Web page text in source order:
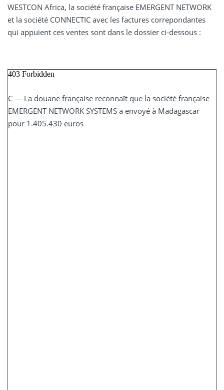
WESTCON Africa, la société française EMERGENT NETWORK
et la société CONNECTIC avec les factures correpondantes
qui appuient ces ventes sont dans le dossier ci-dessous :
C — La douane française reconnaît que la société française
EMERGENT NETWORK SYSTEMS a envoyé à Madagascar
pour 1.405.430 euros